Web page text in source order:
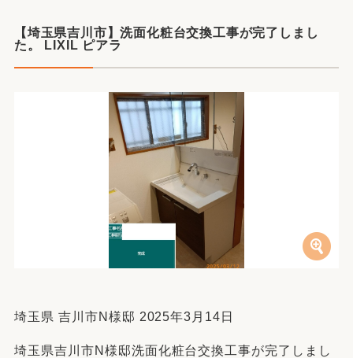
【埼玉県吉川市】洗面化粧台交換工事が完了しまし
た。 LIXIL ピアラ
埼玉県 吉川市N様邸 2025年3月14日
埼玉県吉川市N様邸洗面化粧台交換工事が完了しまし